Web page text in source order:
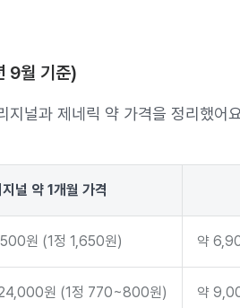
9월 기준)
지널과 제네릭 약 가격을 정리했어
널 약 1개월 가격
원 (1정 1,650원) 약
원 (1정 770~800원) 약